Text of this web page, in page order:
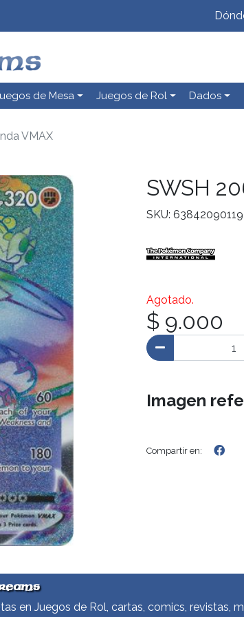
de Mesa Juegos de Rol Dados
VMAX
SWSH
SKU:
Agotado.
$ 9.000
Imagen
Compartir en:
en Juegos de Rol, cartas, comics, revistas,